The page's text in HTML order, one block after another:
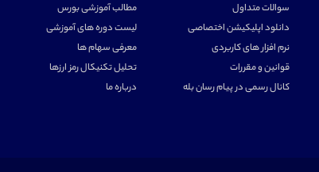
سوالات متداول
دانلود اپلیکیشن اختصاصی
نرم افزار های کاربردی
قوانین و مقررات
کانال رسمی در پیام رسان بله
مطالب آموزشی بورس
لیست دوره های آموزشی
معرفی سهام ها
تحلیل تکنیکال رمز ارزها
درباره ما